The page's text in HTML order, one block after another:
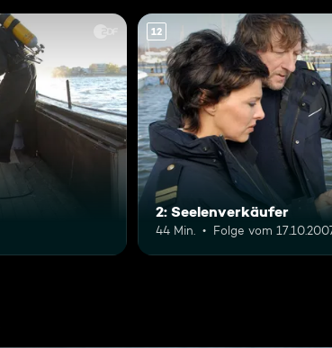
12
2: Seelenverkäufer
44 Min. Folge vom